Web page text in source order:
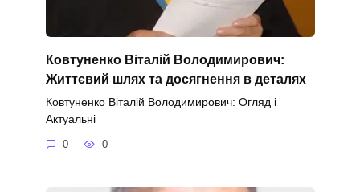
Ковтуненко Віталій Володимирович:
Життєвий шлях та досягнення в деталях
Ковтуненко Віталій Володимирович: Огляд і
Актуальні
0 0